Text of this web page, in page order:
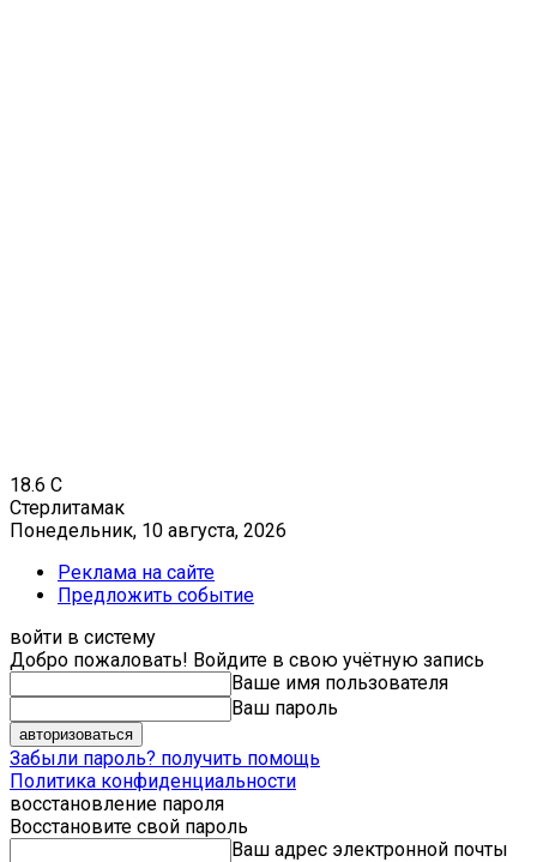
18.6 C
Стерлитамак
Понедельник, 10 августа, 2026
Реклама на сайте
Предложить событие
войти в систему
Добро пожаловать! Войдите в свою учётную запись
Ваше имя пользователя
Ваш пароль
Забыли пароль? получить помощь
Политика конфиденциальности
восстановление пароля
Восстановите свой пароль
Ваш адрес электронной почты